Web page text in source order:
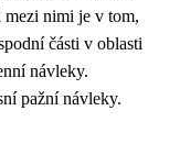
nimi je v tom,
části v oblasti
návleky.
pažní návleky.